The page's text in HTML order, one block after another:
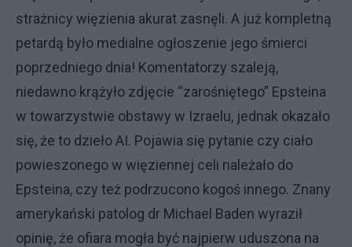
strażnicy więzienia akurat zasnęli. A już kompletną
petardą było medialne ogłoszenie jego śmierci
poprzedniego dnia! Komentatorzy szaleją,
niedawno krążyło zdjęcie “zarośniętego” Epsteina
w towarzystwie obstawy w Izraelu, jednak okazało
się, że to dzieło AI. Pojawia się pytanie czy ciało
powieszonego w więziennej celi należało do
Epsteina, czy też podrzucono kogoś innego. Znany
amerykański patolog dr Michael Baden wyraził
opinię, że ofiara mogła być najpierw uduszona na